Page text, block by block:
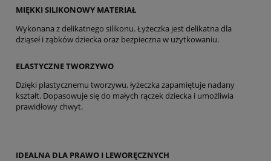
MIĘKKI SILIKONOWY MATERIAŁ
Wykonana z delikatnego silikonu. Łyżeczka jest delikatna dla
dziąseł i ząbków dziecka oraz bezpieczna w użytkowaniu.
ELASTYCZNE TWORZYWO
Dzięki plastycznemu tworzywu, łyżeczka zapamiętuje nadany
kształt. Dopasowuje się do małych rączek dziecka i umożliwia
prawidłowy chwyt.
IDEALNA DLA PRAWO I LEWORĘCZNYCH